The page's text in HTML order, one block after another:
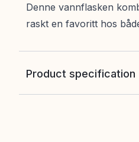
Denne vannflasken
raskt en favoritt hos
Product specification